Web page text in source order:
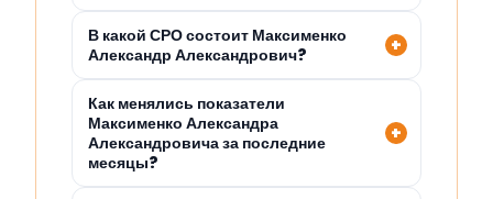
В какой СРО состоит Максименко
Александр Александрович?
Как менялись показатели
Максименко Александра
Александровича за последние
месяцы?